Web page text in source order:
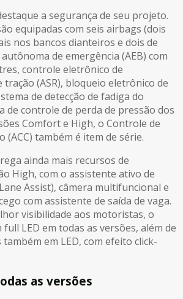
a segurança de seu projeto.
equipadas com seis airbags (dois
nos bancos dianteiros e dois de
de emergência (AEB) com
controle eletrônico de
tração (ASR), bloqueio eletrônico de
de detecção de fadiga do
de controle de perda de pressão dos
Comfort e High, o Controle de
(ACC) também é item de série.
ainda mais recursos de
High, com o assistente ativo de
Assist), câmera multifuncional e
com assistente de saída de vaga.
visibilidade aos motoristas, o
LED em todas as versões, além de
em LED, com efeito click-
as versões